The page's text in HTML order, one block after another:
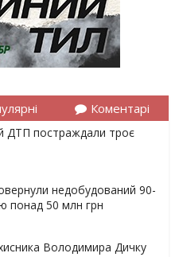
Коментарі
ДТП постраждали троє
недобудований 90-
понад 50 млн грн
Володимира Дичку